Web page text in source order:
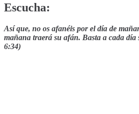
Escucha:
Así que, no os afanéis por el día de
mañana traerá su afán. Basta a cada
6:34)